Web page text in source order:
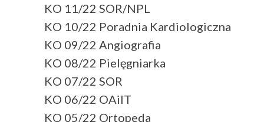
KO 11/22 SOR/NPL
KO 10/22 Poradnia Kardiologiczna
KO 09/22 Angiografia
KO 08/22 Pielęgniarka
KO 07/22 SOR
KO 06/22 OAiIT
KO 05/22 Ortopeda